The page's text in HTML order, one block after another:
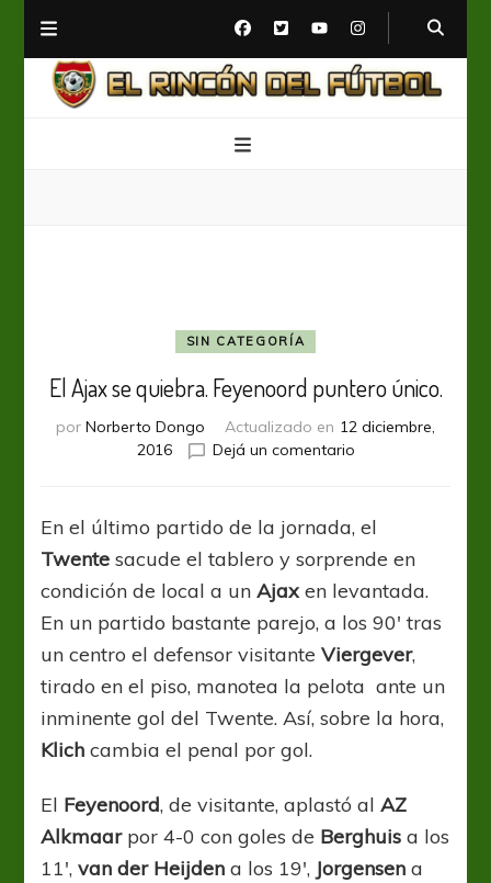
SIN CATEGORÍA
El Ajax se quiebra. Feyenoord puntero único.
por Norberto Dongo Actualizado en 12 diciembre,
2016
Dejá un comentarioen
quiebra.
Feyenoord
puntero
En el último partido de la jornada, el
Twente sacude el tablero y sorprende en
condición de local a un Ajaxen levantada.
En un partido bastante parejo, a los 90′ tras
un centro el defensor visitante Viergever,
tirado en el piso, manotea la pelota ante un
inminente gol del Twente. Así, sobre la hora,
Klich cambia el penal por gol.
El Feyenoord, de visitante, aplastó alAZ
Alkmaarpor 4-0 con goles de Berghuis a los
11′,van der Heijden a los 19′, Jorgensen a